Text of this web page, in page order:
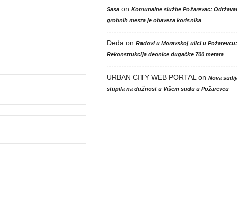
Sasaon Komunalne službe Požarevac:
grobnih mesta je obaveza korisnika
Deda on Radovi u Moravskoj ulici u Požarevcu:
Rekonstrukcija deonice dugačke 700 metara
URBAN CITY WEB PORTAL on Nova
stupila na dužnost u Višem sudu u Požarevcu